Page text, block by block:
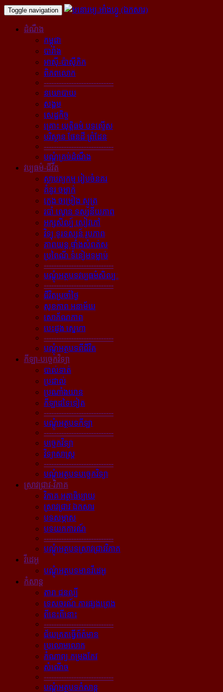
Toggle navigation
ដំណឹង
កម្ពុជា
បារាំង
អាស៊ី-ប៉ាស៊ីភិក
ពិភពលោក
----------------------------
នយោបាយ
សង្គម
សេដ្ឋកិច្ច
គ្រោះ យុត្តិធម៌ បទល្មើស
បរិស្ថាន ផែនដី ព្រំដែន
----------------------------
បណ្ដុំគ្រប់ដំណឹង
វប្បធម៌-ជីវិត
ស្ថាបត្យកម្ម រៀបចំនគរ
គំនូរ ចម្លាក់
ភ្លេង ចម្រៀង ស្មូត្រ
របាំ ល្ខោន ទស្សនីយភាព
អក្សសិល្ប៍ សៀវភៅ
វិទ្យុ ទូរទស្សន៍ រូបភាព
ភាពយន្ដ ផ្ទាំងសំពត់ស
ប្រពៃណី ទំនៀមទម្លាប់
----------------------------
បណ្ដុំអត្ថបទវប្បធម៌សិល្បៈ
----------------------------
ជីវិតប្រចាំថ្ងៃ
សុខភាព អនាម័យ
សោភ័ណភាព
បេះដូង ស្នេហា
----------------------------
បណ្ដុំអត្ថបទពីជីវិត
កីឡា-បច្ចេកវិទ្យា
បាល់ទាត់
ប្រដាល់
ប្រណាំងយាន
កីឡាដទៃទៀត
----------------------------
បណ្ដុំអត្ថបទកីឡា
----------------------------
បច្ចេកវិទ្យា
វិទ្យាសាស្ត្រ
----------------------------
បណ្ដុំអត្ថបទបច្ចេកវិទ្យា
ស្រាវជ្រាវ-វិភាគ
វិភាគ អត្ថាធិប្បាយ
ស្រាវជ្រាវ ឯកសារ
បទសម្ភាស
បទយកការណ៍
----------------------------
បណ្ដុំអត្ថបទស្រាវជ្រាវវិភាគ
វីដេអូ
បណ្ដុំអត្ថបទមានវីដេអូ
កំសាន្ដ
តារា ជនល្បី
ទេសចរណ៍ ការផ្សងព្រេង
ពីនេះពីនោះ
----------------------------
ជ័យគ្រតធ្វើព័ត៌មាន
ប្រលោមលោក
កំណាព្យ កម្រងកែវ
សំណើច
----------------------------
បណ្ដុំអត្ថបទកំសាន្ដ